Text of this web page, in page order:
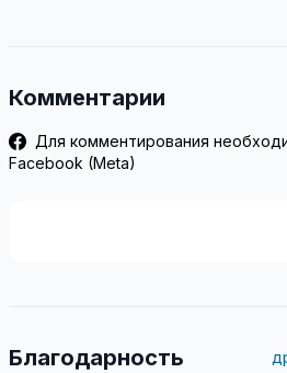
Комментарии
Для комментирования
Facebook (Meta)
Благодарность